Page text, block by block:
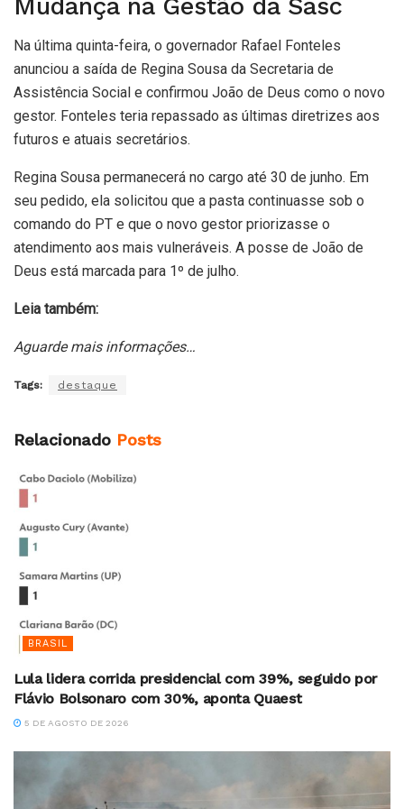
Mudança na Gestão da Sasc
Na última quinta-feira, o governador Rafael Fonteles
anunciou a saída de Regina Sousa da Secretaria de
Assistência Social e confirmou João de Deus como o novo
gestor. Fonteles teria repassado as últimas diretrizes aos
futuros e atuais secretários.
Regina Sousa permanecerá no cargo até 30 de junho. Em
seu pedido, ela solicitou que a pasta continuasse sob o
comando do PT e que o novo gestor priorizasse o
atendimento aos mais vulneráveis. A posse de João de
Deus está marcada para 1º de julho.
Leia também:
Aguarde mais informações…
Tags: destaque
Relacionado Posts
BRASIL
Lula lidera corrida presidencial com 39%, seguido por
Flávio Bolsonaro com 30%, aponta Quaest
5 DE AGOSTO DE 2026